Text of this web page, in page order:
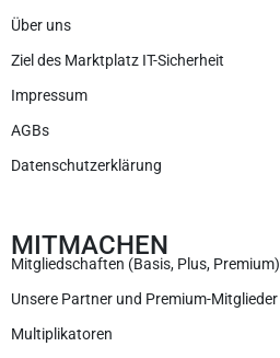
Über uns
Ziel des Marktplatz IT-Sicherheit
Impressum
AGBs
Datenschutzerklärung
MITMACHEN
Mitgliedschaften (Basis, Plus, Premium)
Unsere Partner und Premium-Mitglieder
Multiplikatoren